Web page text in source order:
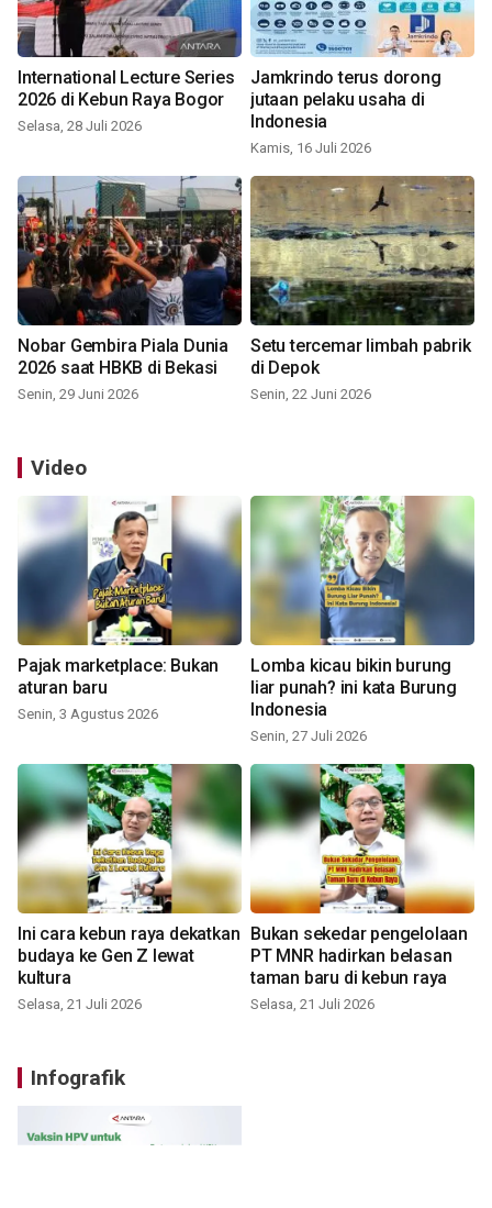
International Lecture Series
2026 di Kebun Raya Bogor
Selasa, 28 Juli 2026
Jamkrindo terus dorong
jutaan pelaku usaha di
Indonesia
Kamis, 16 Juli 2026
Nobar Gembira Piala Dunia
2026 saat HBKB di Bekasi
Senin, 29 Juni 2026
Setu tercemar limbah pabrik
di Depok
Senin, 22 Juni 2026
Video
Pajak marketplace: Bukan
aturan baru
Senin, 3 Agustus 2026
Lomba kicau bikin burung
liar punah? ini kata Burung
Indonesia
Senin, 27 Juli 2026
Ini cara kebun raya dekatkan
budaya ke Gen Z lewat
kultura
Selasa, 21 Juli 2026
Bukan sekedar pengelolaan
PT MNR hadirkan belasan
taman baru di kebun raya
Selasa, 21 Juli 2026
Infografik